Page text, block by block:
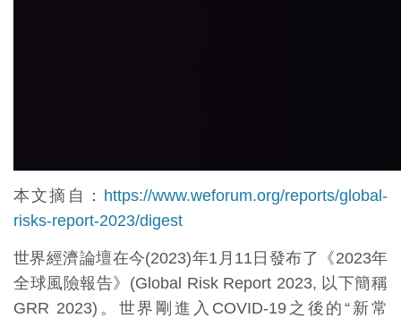
本文摘自： https://www.weforum.org/reports/global-
risks-report-2023/digest
世界經濟論壇在今(2023)年1月11日發布了《2023年
全球風險報告》(Global Risk Report 2023, 以下簡稱
GRR 2023)。世界剛進入COVID-19之後的“新常